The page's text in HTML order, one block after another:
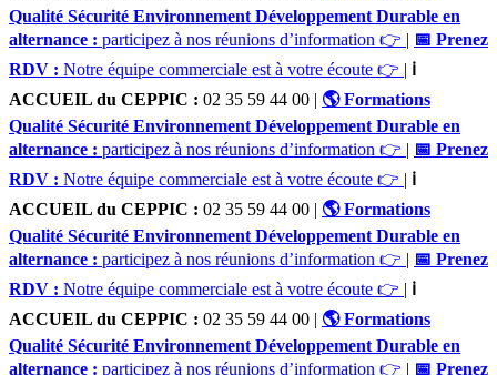
Qualité Sécurité Environnement Développement Durable en
alternance : participez à nos réunions d’information 👉 | 📅 Prenez
RDV : Notre équipe commerciale est à votre écoute 👉 | ℹ️
ACCUEIL du CEPPIC : 02 35 59 44 00 | 🌎 Formations
Qualité Sécurité Environnement Développement Durable en
alternance : participez à nos réunions d’information 👉 | 📅 Prenez
RDV : Notre équipe commerciale est à votre écoute 👉 | ℹ️
ACCUEIL du CEPPIC : 02 35 59 44 00 | 🌎 Formations
Qualité Sécurité Environnement Développement Durable en
alternance : participez à nos réunions d’information 👉 | 📅 Prenez
RDV : Notre équipe commerciale est à votre écoute 👉 | ℹ️
ACCUEIL du CEPPIC : 02 35 59 44 00 | 🌎 Formations
Qualité Sécurité Environnement Développement Durable en
alternance : participez à nos réunions d’information 👉 | 📅 Prenez